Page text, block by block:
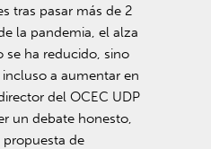
tras pasar más de 2
la pandemia, el alza
se ha reducido, sino
a aumentar en
del OCEC UDP
un debate honesto,
de